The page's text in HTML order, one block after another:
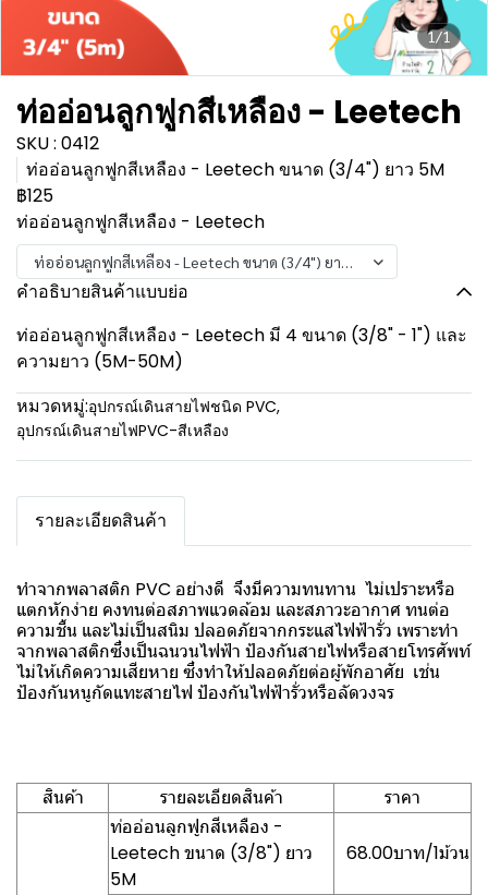
1/1
ท่ออ่อนลูกฟูกสีเหลือง - Leetech
SKU : 0412
ท่ออ่อนลูกฟูกสีเหลือง - Leetech ขนาด (3/4") ยาว 5M
฿125
ท่ออ่อนลูกฟูกสีเหลือง - Leetech
ท่ออ่อนลูกฟูกสีเหลือง - Leetech ขนาด (3/4") ยาว 5M
คำอธิบายสินค้าแบบย่อ
ท่ออ่อนลูกฟูกสีเหลือง - Leetech มี 4 ขนาด (3/8" - 1") และ
ความยาว (5M-50M)
หมวดหมู่:อุปกรณ์เดินสายไฟชนิด PVC,
อุปกรณ์เดินสายไฟPVC-สีเหลือง
รายละเอียดสินค้า
ทำจากพลาสติก PVC อย่างดี จึงมีความทนทาน ไม่เปราะหรือ
แตกหักง่าย คงทนต่อสภาพแวดล้อม และสภาวะอากาศ ทนต่อ
ความชื้น และไม่เป็นสนิม ปลอดภัยจากกระแสไฟฟ้ารั่ว เพราะทำ
จากพลาสติกซึ่งเป็นฉนวนไฟฟ้า ป้องกันสายไฟหรือสายโทรศัพท์
ไม่ให้เกิดความเสียหาย ซึ่งทำให้ปลอดภัยต่อผู้พักอาศัย เช่น
ป้องกันหนูกัดแทะสายไฟ ป้องกันไฟฟ้ารั่วหรือลัดวงจร
สินค้า รายละเอียดสินค้า
ราคา
ท่ออ่อนลูกฟูกสีเหลือง -
Leetech ขนาด (3/8") ยาว
5M
68.00บาท/1ม้วน